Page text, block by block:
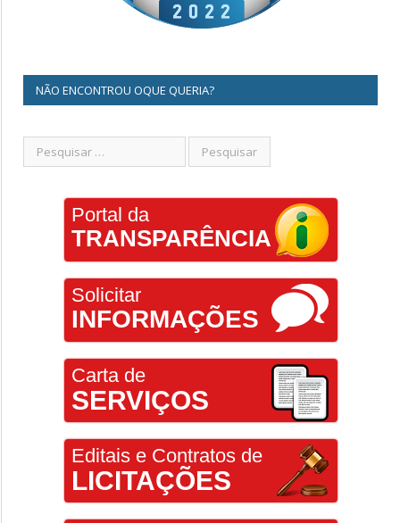
NÃO ENCONTROU OQUE QUERIA?
Portal da
TRANSPARÊNCIA
Solicitar
INFORMAÇÕES
Carta de
SERVIÇOS
Editais e Contratos de
LICITAÇÕES